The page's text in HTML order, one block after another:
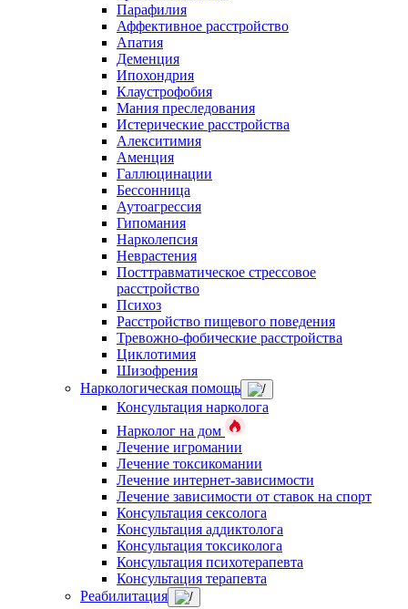
Парафилия
Аффективное расстройство
Апатия
Деменция
Ипохондрия
Клаустрофобия
Мания преследования
Истерические расстройства
Алекситимия
Аменция
Галлюцинации
Бессонница
Аутоагрессия
Гипомания
Нарколепсия
Неврастения
Посттравматическое стрессовое
расстройство
Психоз
Расстройство пищевого поведения
Тревожно-фобические расстройства
Циклотимия
Шизофрения
Наркологическая помощь
Консультация нарколога
Нарколог на дом
Лечение игромании
Лечение токсикомании
Лечение интернет-зависимости
Лечение зависимости от ставок на спорт
Консультация сексолога
Консультация аддиктолога
Консультация токсиколога
Консультация психотерапевта
Консультация терапевта
Реабилитация